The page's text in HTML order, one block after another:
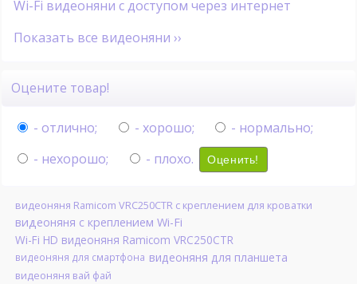
Wi-Fi видеоняни с доступом через интернет
Показать все видеоняни ››
Оцените товар!
- отлично; - хорошо;
- нормально;
- нехорошо;
- плохо. Оценить!
видеоняня Ramicom VRC250CTR с креплением для кроватки
видеоняня с креплением Wi-Fi
Wi-Fi HD видеоняня Ramicom VRC250CTR
видеоняня для смартфона видеоняня для планшета
видеоняня вай фай